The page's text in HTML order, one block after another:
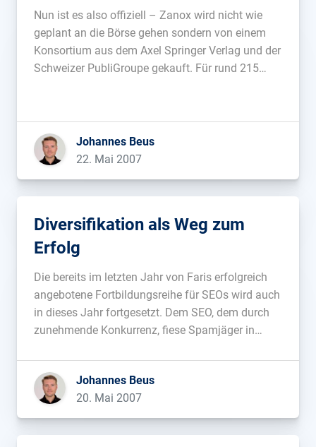
Nun ist es also offiziell – Zanox wird nicht wie
geplant an die Börse gehen sondern von einem
Konsortium aus dem Axel Springer Verlag und der
Schweizer PubliGroupe gekauft. Für rund 215
setzte Zanox […]...
Johannes Beus
22. Mai 2007
Diversifikation als Weg zum
Erfolg
Die bereits im letzten Jahr von Faris erfolgreich
angebotene Fortbildungsreihe für SEOs wird auch
in dieses Jahr fortgesetzt. Dem SEO, dem durch
zunehmende Konkurrenz, fiese Spamjäger in
Foren die Arbeitsgrundlage entzogen wird, möchte
ich die Weiterbildung zum Spargelstecher ans
Herz legen. Nachdem weder […]...
Johannes Beus
20. Mai 2007